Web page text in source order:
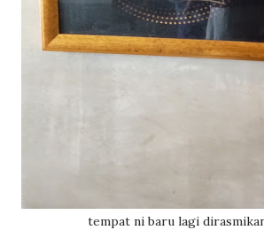
tempat ni baru lagi